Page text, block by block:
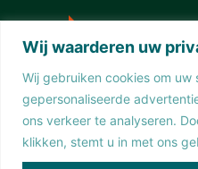
Wij waarderen uw
Wij gebruiken cookies om
gepersonaliseerde
ons verkeer te analyseren.
klikken, stemt u in met ons